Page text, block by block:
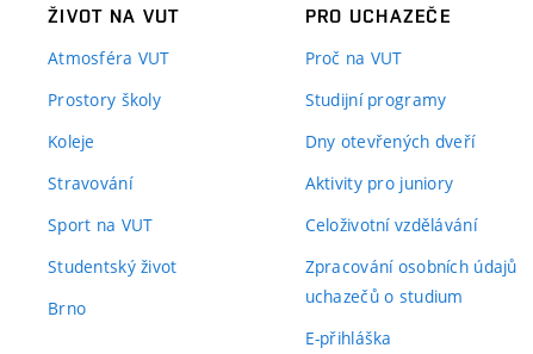
ŽIVOT NA VUT
Atmosféra VUT
Prostory školy
Koleje
Stravování
Sport na VUT
Studentský život
Brno
PRO UCHAZEČE
Proč na VUT
Studijní programy
Dny otevřených dveří
Aktivity pro juniory
Celoživotní vzdělávání
Zpracování osobních údajů
uchazečů o studium
E-přihláška